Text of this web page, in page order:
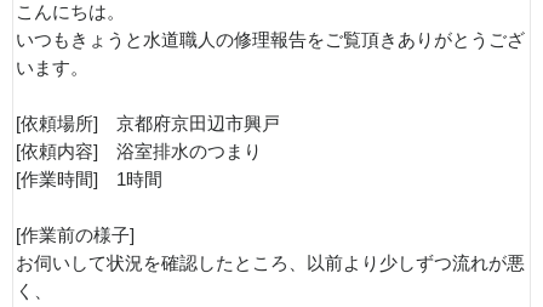
こんにちは。
いつもきょうと水道職人の修理報告をご覧頂きありがとうござ
います。
[依頼場所] 京都府京田辺市興戸
[依頼内容] 浴室排水のつまり
[作業時間] 1時間
[作業前の様子]
お伺いして状況を確認したところ、以前より少しずつ流れが悪
く、